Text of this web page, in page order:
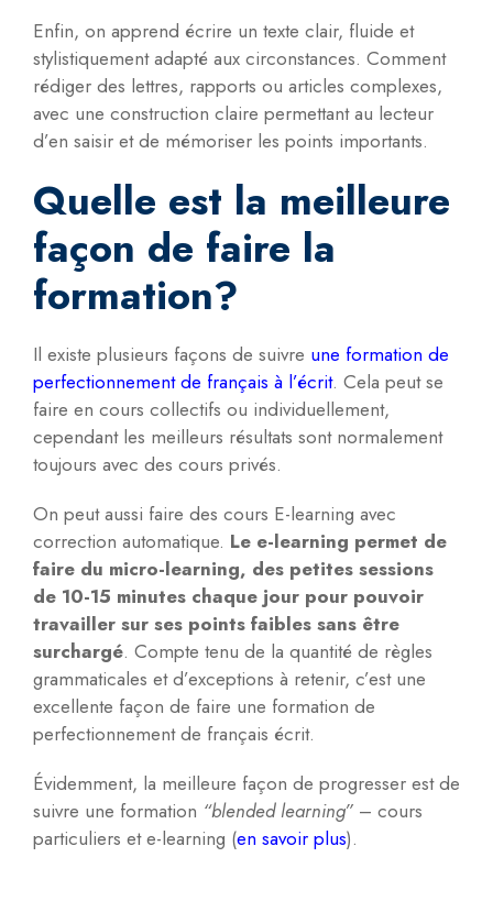
Enfin, on apprend écrire un texte clair, fluide et
stylistiquement adapté aux circonstances. Comment
rédiger des lettres, rapports ou articles complexes,
avec une construction claire permettant au lecteur
d’en saisir et de mémoriser les points importants.
Quelle est la meilleure
façon de faire la
formation?
Il existe plusieurs façons de suivre une formation de
perfectionnement de français à l’écrit. Cela peut se
faire en cours collectifs ou individuellement,
cependant les meilleurs résultats sont normalement
toujours avec des cours privés.
On peut aussi faire des cours E-learning avec
correction automatique. Le e-learning permet de
faire du micro-learning, des petites sessions
de 10-15 minutes chaque jour pour pouvoir
travailler sur ses points faibles sans être
surchargé. Compte tenu de la quantité de règles
grammaticales et d’exceptions à retenir, c’est une
excellente façon de faire une formation de
perfectionnement de français écrit.
Évidemment, la meilleure façon de progresser est de
suivre une formation “blended learning” – cours
particuliers et e-learning (en savoir plus).